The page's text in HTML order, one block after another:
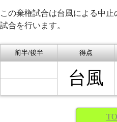
この棄権試合は台風による中
試合を行います。
前半/後半 得点
台風